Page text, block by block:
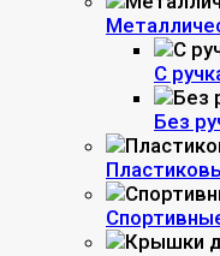
С
Без